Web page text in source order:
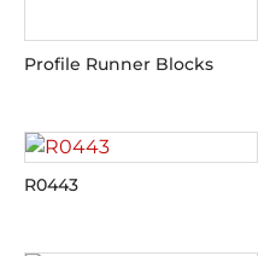
Profile Runner Blocks
R0443